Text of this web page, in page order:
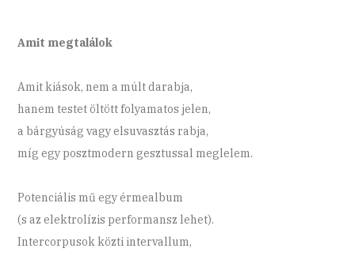
Amit megtalálok
Amit kiások, nem a múlt darabja,
hanem testet öltött folyamatos jelen,
a bárgyúság vagy elsuvasztás rabja,
míg egy posztmodern gesztussal meglelem.
Potenciális mű egy érmealbum
(s az elektrolízis performansz lehet).
Intercorpusok közti intervallum,